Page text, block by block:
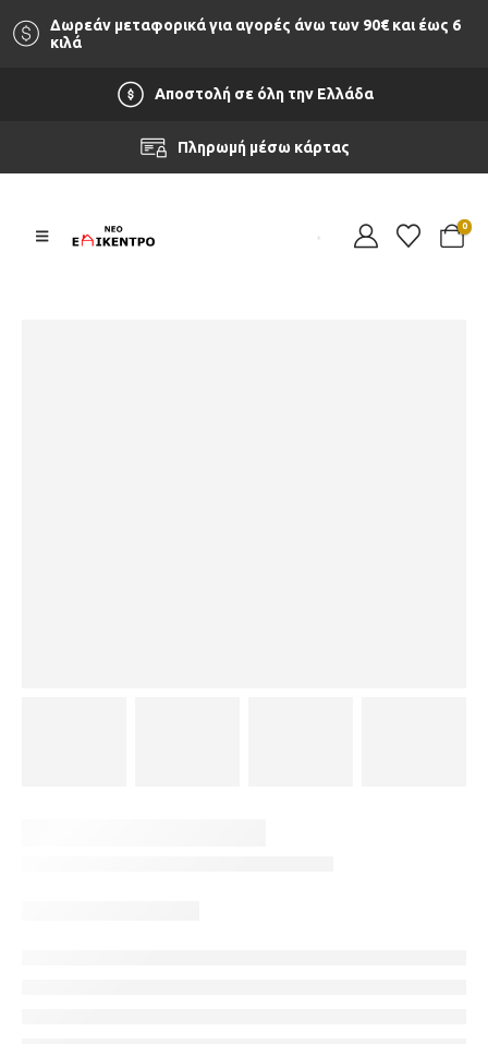
Δωρεάν μεταφορικά για αγορές άνω των 90‎€ και έως 6
κιλά
Αποστολή σε όλη την Ελλάδα
Πληρωμή μέσω κάρτας
0